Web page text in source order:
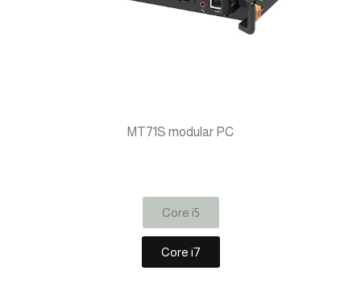
MT71S modular PC
Core i5
Core i7